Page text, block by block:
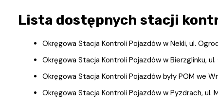
Lista dostępnych stacji
Okręgowa Stacja Kontroli Pojazdów w Nekli, ul.
Okręgowa Stacja Kontroli Pojazdów w Bierzglinku, ul.
Okręgowa Stacja Kontroli Pojazdów były POM we
Okręgowa Stacja Kontroli Pojazdów w Pyzdrach,